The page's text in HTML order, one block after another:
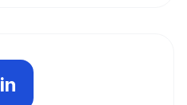
in